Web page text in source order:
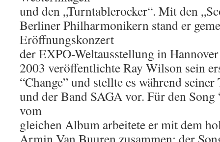
und den „Turntablerocker“. Mit den
Berliner Philharmonikern stand er
Eröffnungskonzert
der EXPO-Weltausstellung in
2003 veröffentlichte Ray Wilson sein
“Change” und stellte es während
und der Band SAGA vor. Für den Song
vom
gleichen Album arbeitete er mit dem
Armin Van Buuren zusammen; der